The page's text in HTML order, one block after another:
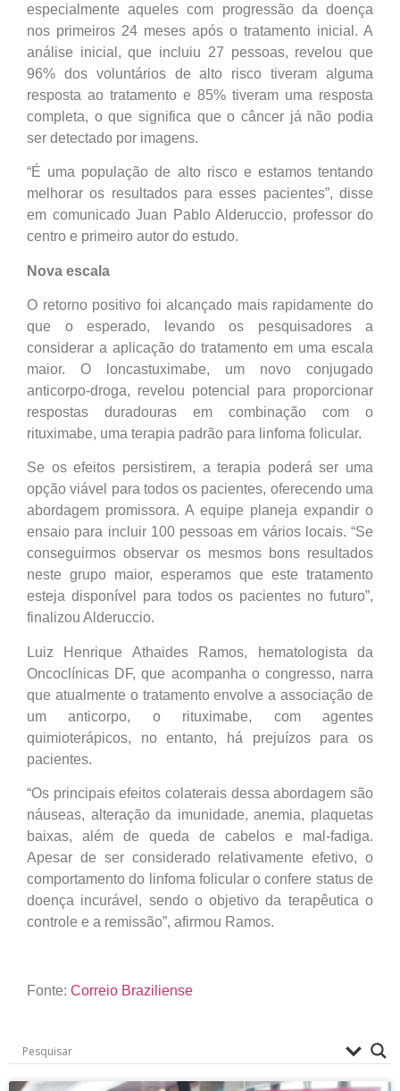
especialmente aqueles com progressão da doença
nos primeiros 24 meses após o tratamento inicial. A
análise inicial, que incluiu 27 pessoas, revelou que
96% dos voluntários de alto risco tiveram alguma
resposta ao tratamento e 85% tiveram uma resposta
completa, o que significa que o câncer já não podia
ser detectado por imagens.
“É uma população de alto risco e estamos tentando
melhorar os resultados para esses pacientes”, disse
em comunicado Juan Pablo Alderuccio, professor do
centro e primeiro autor do estudo.
Nova escala
O retorno positivo foi alcançado mais rapidamente do
que o esperado, levando os pesquisadores a
considerar a aplicação do tratamento em uma escala
maior. O loncastuximabe, um novo conjugado
anticorpo-droga, revelou potencial para proporcionar
respostas duradouras em combinação com o
rituximabe, uma terapia padrão para linfoma folicular.
Se os efeitos persistirem, a terapia poderá ser uma
opção viável para todos os pacientes, oferecendo uma
abordagem promissora. A equipe planeja expandir o
ensaio para incluir 100 pessoas em vários locais. “Se
conseguirmos observar os mesmos bons resultados
neste grupo maior, esperamos que este tratamento
esteja disponível para todos os pacientes no futuro”,
finalizou Alderuccio.
Luiz Henrique Athaides Ramos, hematologista da
Oncoclínicas DF, que acompanha o congresso, narra
que atualmente o tratamento envolve a associação de
um anticorpo, o rituximabe, com agentes
quimioterápicos, no entanto, há prejuízos para os
pacientes.
“Os principais efeitos colaterais dessa abordagem são
náuseas, alteração da imunidade, anemia, plaquetas
baixas, além de queda de cabelos e mal-fadiga.
Apesar de ser considerado relativamente efetivo, o
comportamento do linfoma folicular o confere status de
doença incurável, sendo o objetivo da terapêutica o
controle e a remissão”, afirmou Ramos.
Fonte: Correio Braziliense